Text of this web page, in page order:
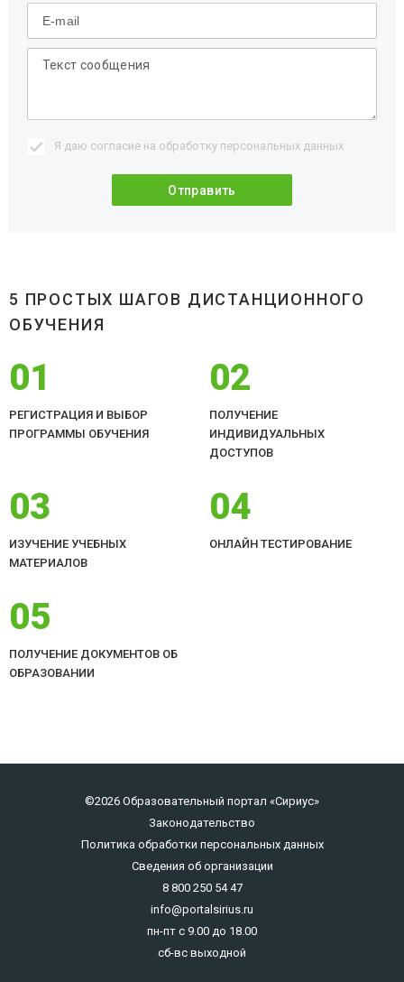
Я даю согласие на обработку персональных данных
5 ПРОСТЫХ ШАГОВ ДИСТАНЦИОННОГО
ОБУЧЕНИЯ
01
РЕГИСТРАЦИЯ И ВЫБОР
ПРОГРАММЫ ОБУЧЕНИЯ
02
ПОЛУЧЕНИЕ
ИНДИВИДУАЛЬНЫХ
ДОСТУПОВ
03
ИЗУЧЕНИЕ УЧЕБНЫХ
МАТЕРИАЛОВ
04
ОНЛАЙН ТЕСТИРОВАНИЕ
05
ПОЛУЧЕНИЕ ДОКУМЕНТОВ ОБ
ОБРАЗОВАНИИ
©2026 Образовательный портал «Сириус»
Законодательство
Политика обработки персональных данных
Сведения об организации
8 800 250 54 47
info@portalsirius.ru
пн-пт с 9.00 до 18.00
сб-вс выходной